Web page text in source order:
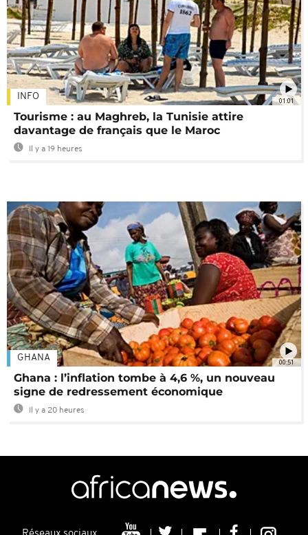
01:01
INFO
Tourisme : au Maghreb, la Tunisie attire
davantage de français que le Maroc
Il y a 19 heures
00:51
GHANA
Ghana : l’inflation tombe à 4,6 %, un nouveau
signe de redressement économique
Il y a 20 heures